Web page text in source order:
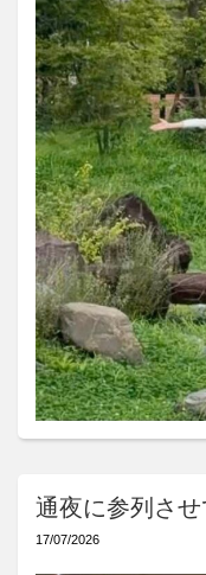
通夜に参列さ
17/07/2026